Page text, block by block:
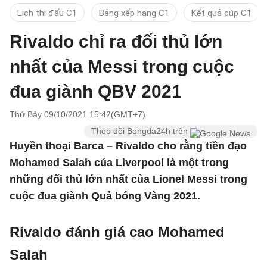
Lịch thi đấu C1 Bảng xếp hạng C1 Kết quả cúp C1
Rivaldo chỉ ra đối thủ lớn
nhất của Messi trong cuộc
đua giành QBV 2021
Thứ Bảy 09/10/2021 15:42(GMT+7)
Theo dõi Bongda24h trên
Huyền thoại Barca – Rivaldo cho rằng tiền đạo
Mohamed Salah của Liverpool là một trong
những đối thủ lớn nhất của Lionel Messi trong
cuộc đua giành Quả bóng Vàng 2021.
Rivaldo đánh giá cao Mohamed
Salah